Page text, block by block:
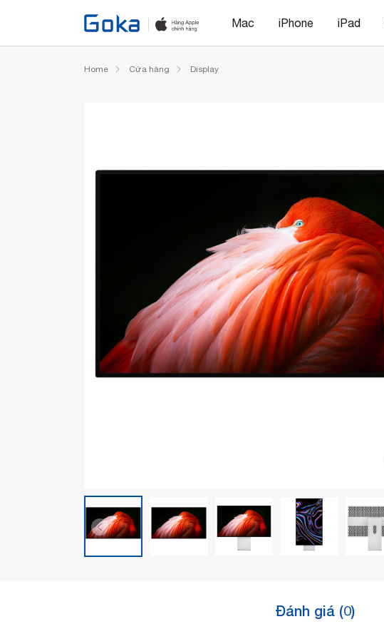
Mac iPhone iPad
Home Cửa hàng Display
Đánh giá (0)